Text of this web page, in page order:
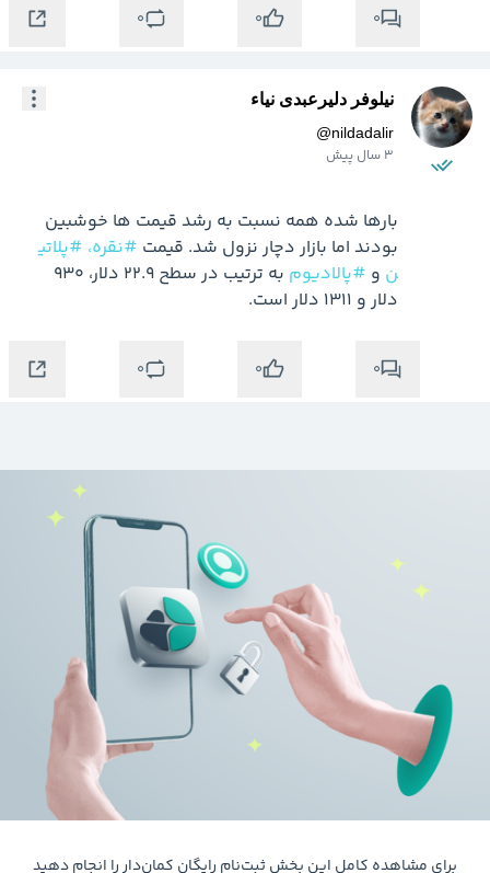
0
0
0
نیلوفر دلیرعبدی نیاء
@nildadalir
3 سال پیش
بودند اما بازار دچار نزول شد. قیمت #نقره، #پلاتی
ن و #پالادیوم
دلار و 1311 دلار است.
0
0
0
برای مشاهده کامل این بخش ثبت‌نام رایگان کمان‌دار را انجام دهید